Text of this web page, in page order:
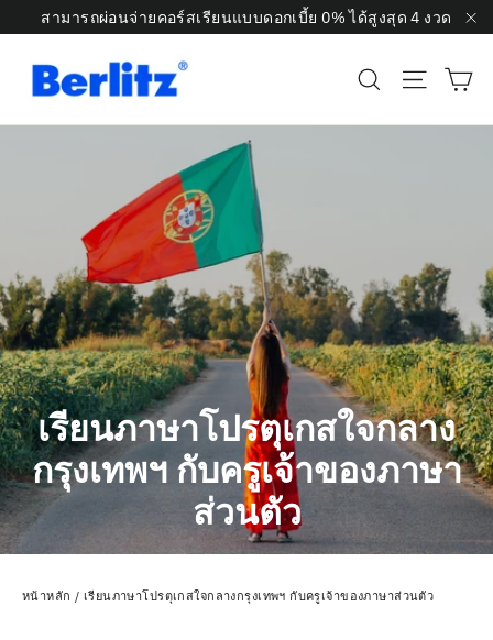
เนื้อหา
สามารถผ่อนจ่ายคอร์สเรียนแบบดอกเบี้ย 0% ได้สูงสุด 4 งวด
ค้นหา การน
เรียนภาษาโปรตุเกสใจกลาง
กรุงเทพฯ กับครูเจ้าของภาษา
ส่วนตัว
หน้าหลัก / เรียนภาษาโปรตุเกสใจกลางกรุงเทพฯ กับครูเจ้าของภาษาส่วนตัว